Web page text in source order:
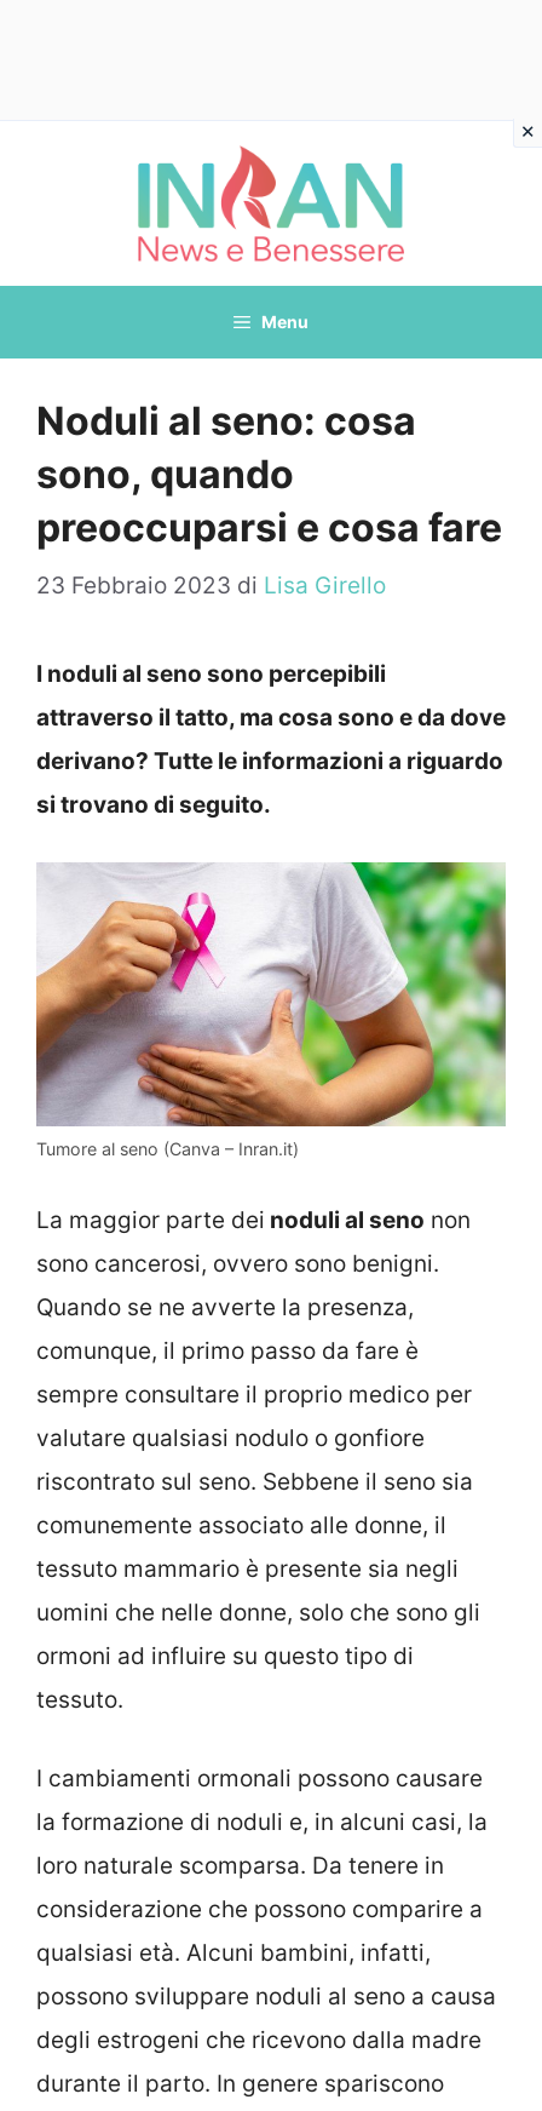
Menu
Noduli al seno: cosa
sono, quando
preoccuparsi e cosa fare
23 Febbraio 2023 di Lisa Girello
I noduli al seno sono percepibili
attraverso il tatto, ma cosa sono e da dove
derivano? Tutte le informazioni a riguardo
si trovano di seguito.
Tumore al seno (Canva – Inran.it)
La maggior parte dei noduli al seno non
sono cancerosi, ovvero sono benigni.
Quando se ne avverte la presenza,
comunque, il primo passo da fare è
sempre consultare il proprio medico per
valutare qualsiasi nodulo o gonfiore
riscontrato sul seno. Sebbene il seno sia
comunemente associato alle donne, il
tessuto mammario è presente sia negli
uomini che nelle donne, solo che sono gli
ormoni ad influire su questo tipo di
tessuto.
I cambiamenti ormonali possono causare
la formazione di noduli e, in alcuni casi, la
loro naturale scomparsa. Da tenere in
considerazione che possono comparire a
qualsiasi età. Alcuni bambini, infatti,
possono sviluppare noduli al seno a causa
degli estrogeni che ricevono dalla madre
durante il parto. In genere spariscono